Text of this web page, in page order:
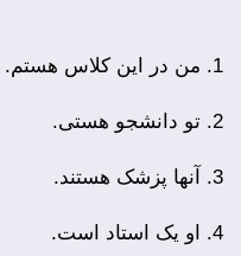
1. من در این کلاس هستم.
2. تو دانشجو هستی.
3. آنها پزشک هستند.
4. او یک استاد است.